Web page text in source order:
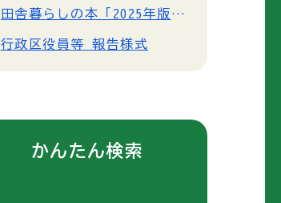
田舎暮らしの本「2025年版 住みたい田舎ベストランキング」総合部門1位に選ばれました
行政区役員等 報告様式
かんたん検索